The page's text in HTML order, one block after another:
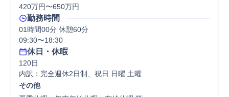
420万円〜650万円
勤務時間
01時間00分 休憩60分
09:30〜18:30
休日・休暇
120日
内訳：完全週休2日制、祝日 日曜 土曜
その他